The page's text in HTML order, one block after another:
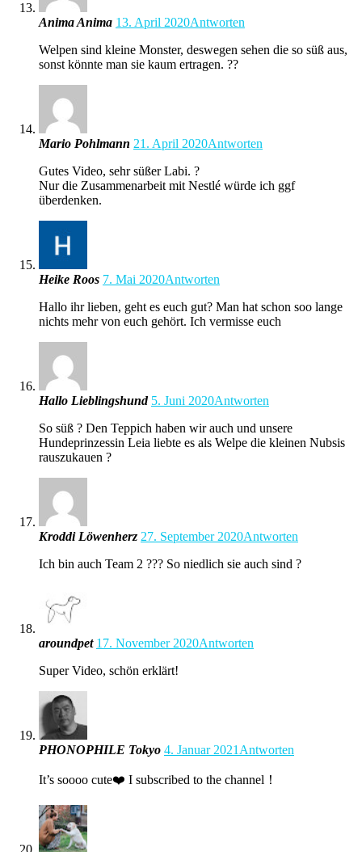
Anima Anima 13. April 2020Antworten
Welpen sind kleine Monster, deswegen sehen die so süß aus,
sonst könnte man sie kaum ertragen. ??
Mario Pohlmann 21. April 2020Antworten
Gutes Video, sehr süßer Labi. ?
Nur die Zusammenarbeit mit Nestlé würde ich ggf
überdenken.
Heike Roos 7. Mai 2020Antworten
Hallo ihr lieben, geht es euch gut? Man hat schon soo lange
nichts mehr von euch gehört. Ich vermisse euch
Hallo Lieblingshund 5. Juni 2020Antworten
So süß ? Den Teppich haben wir auch und unsere
Hundeprinzessin Leia liebte es als Welpe die kleinen Nubsis
rauszukauen ?
Kroddi Löwenherz 27. September 2020Antworten
Ich bin auch Team 2 ??? So niedlich sie auch sind ?
aroundpet 17. November 2020Antworten
Super Video, schön erklärt!
PHONOPHILE Tokyo 4. Januar 2021 Antworten
It’s soooo cute❤️ I subscribed to the channel！